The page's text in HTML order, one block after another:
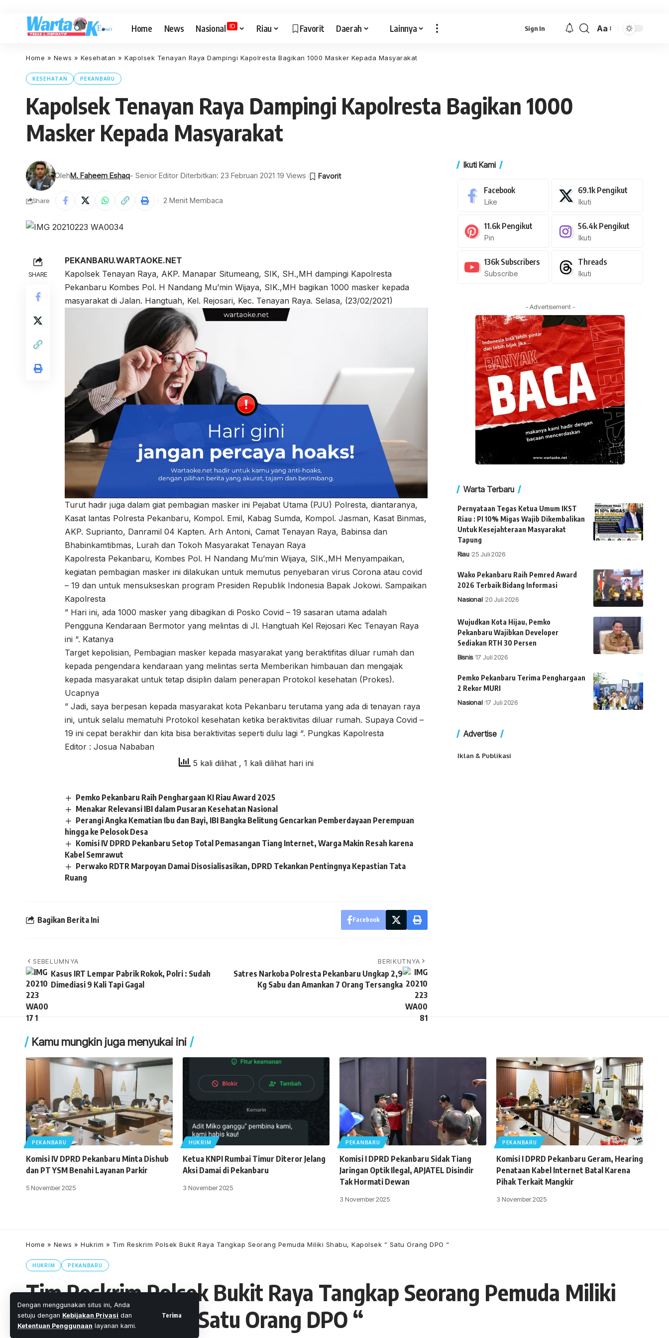
Dengan menggunakan situs ini, Anda
setuju dengan Kebijakan Privasi dan
Ketentuan Penggunaan layanan kami.
Terima
Home News Nasional ID Riau Favorit Daerah Lainnya Sign In
Font
Aa
Home » News » Kesehatan » Kapolsek Tenayan Raya Dampingi Kapolresta Bagikan 1000 Masker Kepada Masyarakat
KESEHATAN PEKANBARU
Kapolsek Tenayan Raya Dampingi Kapolresta Bagikan 1000
Masker Kepada Masyarakat
OlehM. Faheem Eshaq- Senior Editor Diterbitkan: 23 Februari 2021 19 Views
Share 2 Menit Membaca
SHARE
PEKANBARU.WARTAOKE.NET
Kapolsek Tenayan Raya, AKP. Manapar Situmeang, SIK, SH.,MH dampingi Kapolresta
Pekanbaru Kombes Pol. H Nandang Mu’min Wijaya, SIK.,MH bagikan 1000 masker kepada
masyarakat di Jalan. Hangtuah, Kel. Rejosari, Kec. Tenayan Raya. Selasa, (23/02/2021)
Turut hadir juga dalam giat pembagian masker ini Pejabat Utama (PJU) Polresta, diantaranya,
Kasat lantas Polresta Pekanbaru, Kompol. Emil, Kabag Sumda, Kompol. Jasman, Kasat Binmas,
AKP. Suprianto, Danramil 04 Kapten. Arh Antoni, Camat Tenayan Raya, Babinsa dan
Bhabinkamtibmas, Lurah dan Tokoh Masyarakat Tenayan Raya
Kapolresta Pekanbaru, Kombes Pol. H Nandang Mu’min Wijaya, SIK.,MH Menyampaikan,
kegiatan pembagian masker ini dilakukan untuk memutus penyebaran virus Corona atau covid
– 19 dan untuk mensukseskan program Presiden Republik Indonesia Bapak Jokowi. Sampaikan
Kapolresta
” Hari ini, ada 1000 masker yang dibagikan di Posko Covid – 19 sasaran utama adalah
Pengguna Kendaraan Bermotor yang melintas di Jl. Hangtuah Kel Rejosari Kec Tenayan Raya
ini “. Katanya
Target kepolisian, Pembagian masker kepada masyarakat yang beraktifitas diluar rumah dan
kepada pengendara kendaraan yang melintas serta Memberikan himbauan dan mengajak
kepada masyarakat untuk tetap disiplin dalam penerapan Protokol kesehatan (Prokes).
Ucapnya
” Jadi, saya berpesan kepada masyarakat kota Pekanbaru terutama yang ada di tenayan raya
ini, untuk selalu mematuhi Protokol kesehatan ketika beraktivitas diluar rumah. Supaya Covid –
19 ini cepat berakhir dan kita bisa beraktivitas seperti dulu lagi “. Pungkas Kapolresta
Editor : Josua Nababan
5 kali dilihat , 1 kali dilihat hari ini
Pemko Pekanbaru Raih Penghargaan KI Riau Award 2025
Menakar Relevansi IBI dalam Pusaran Kesehatan Nasional
Perangi Angka Kematian Ibu dan Bayi, IBI Bangka Belitung Gencarkan Pemberdayaan Perempuan
hingga ke Pelosok Desa
Komisi IV DPRD Pekanbaru Setop Total Pemasangan Tiang Internet, Warga Makin Resah karena
Kabel Semrawut
Perwako RDTR Marpoyan Damai Disosialisasikan, DPRD Tekankan Pentingnya Kepastian Tata
Ruang
Bagikan Berita Ini Facebook
SEBELUMNYA
Kasus IRT Lempar Pabrik Rokok, Polri : Sudah
Dimediasi 9 Kali Tapi Gagal
BERIKUTNYA
Satres Narkoba Polresta Pekanbaru Ungkap 2,9
Kg Sabu dan Amankan 7 Orang Tersangka
Ikuti Kami
Facebook
Like
69.1k Pengikut
Ikuti
11.6k Pengikut
Pin
56.4k Pengikut
Ikuti
136k Subscribers
Subscribe
Threads
Ikuti
- Advertisement -
Warta Terbaru
Pernyataan Tegas Ketua Umum IKST
Riau : PI 10% Migas Wajib Dikembalikan
Untuk Kesejahteraan Masyarakat
Tapung
Riau 25 Juli 2026
Wako Pekanbaru Raih Pemred Award
2026 Terbaik Bidang Informasi
Nasional 20 Juli 2026
Wujudkan Kota Hijau, Pemko
Pekanbaru Wajibkan Developer
Sediakan RTH 30 Persen
Bisnis 17 Juli 2026
Pemko Pekanbaru Terima Penghargaan
2 Rekor MURI
Nasional 17 Juli 2026
Advertise
Iklan & Publikasi
Kamu mungkin juga menyukai ini
PEKANBARU
Komisi IV DPRD Pekanbaru Minta Dishub
dan PT YSM Benahi Layanan Parkir
5 November 2025
HUKRIM
Ketua KNPI Rumbai Timur Diteror Jelang
Aksi Damai di Pekanbaru
3 November 2025
PEKANBARU
Komisi I DPRD Pekanbaru Sidak Tiang
Jaringan Optik Ilegal, APJATEL Disindir
Tak Hormati Dewan
3 November 2025
PEKANBARU
Komisi I DPRD Pekanbaru Geram, Hearing
Penataan Kabel Internet Batal Karena
Pihak Terkait Mangkir
3 November 2025
Home » News » Hukrim » Tim Reskrim Polsek Bukit Raya Tangkap Seorang Pemuda Miliki Shabu, Kapolsek ” Satu Orang DPO “
HUKRIM PEKANBARU
Tim Reskrim Polsek Bukit Raya Tangkap Seorang Pemuda Miliki
Shabu, Kapolsek ” Satu Orang DPO “